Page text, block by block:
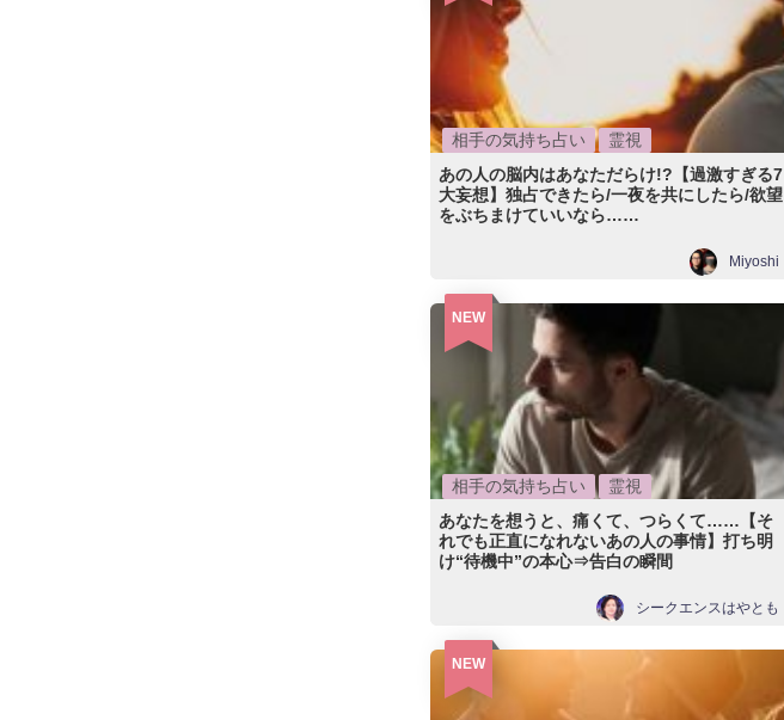
相手の気持ち占い
霊視
あの人の脳内はあなただらけ!?【過激すぎる7
大妄想】独占できたら/一夜を共にしたら/欲望
をぶちまけていいなら……
Miyoshi
NEW
相手の気持ち占い
霊視
あなたを想うと、痛くて、つらくて……【そ
れでも正直になれないあの人の事情】打ち明
け“待機中”の本心⇒告白の瞬間
シークエンスはやとも
NEW